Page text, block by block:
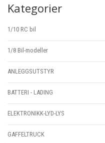
Kategorier
1/10 RC bil
1/8 Bil-modeller
ANLEGGSUTSTYR
BATTERI - LADING
ELEKTRONIKK-LYD-LYS
GAFFELTRUCK